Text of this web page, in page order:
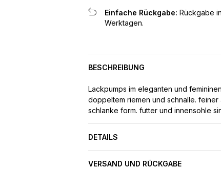
Einfache Rückgabe: Rückgabe
Werktagen.
BESCHREIBUNG
Lackpumps im eleganten und
doppeltem riemen und schnalle. feiner
schlanke form. futter und innensohle
DETAILS
VERSAND UND RÜCKGABE